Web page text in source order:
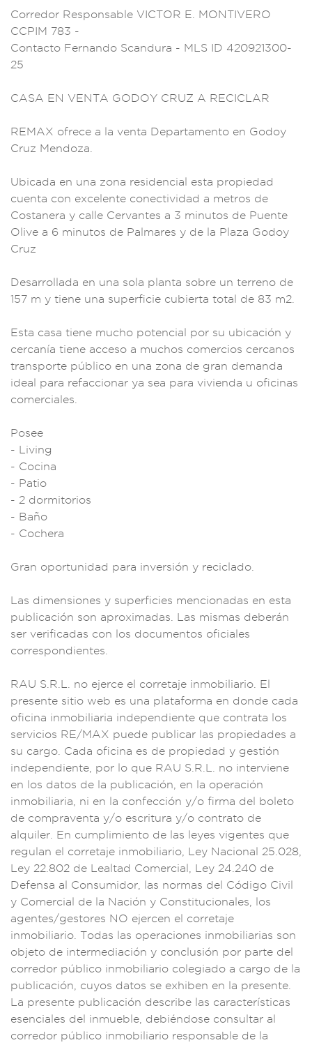
Corredor Responsable VICTOR E. MONTIVERO
CCPIM 783 -
Contacto Fernando Scandura - MLS ID 420921300-
25
CASA EN VENTA GODOY CRUZ A RECICLAR
REMAX ofrece a la venta Departamento en Godoy
Cruz Mendoza.
Ubicada en una zona residencial esta propiedad
cuenta con excelente conectividad a metros de
Costanera y calle Cervantes a 3 minutos de Puente
Olive a 6 minutos de Palmares y de la Plaza Godoy
Cruz
Desarrollada en una sola planta sobre un terreno de
157 m y tiene una superficie cubierta total de 83 m2.
Esta casa tiene mucho potencial por su ubicación y
cercanía tiene acceso a muchos comercios cercanos
transporte públ ico en una zona de gran demanda
ideal para refaccionar ya sea para vivienda u oficinas
comerciales
Posee
- Living
- Cocina
- Patio
- 2 dormitorios
- Baño
- Cochera
Gran oportunidad para inversión y reciclado.
Las dimensiones y superficies mencionadas en esta
publicación son aproximadas. Las mismas deberán
ser verificadas con los documentos oficiales
correspondientes.
RAU S.R.L. no ejerce el corretaje inmobiliario. El
presente sitio web es una plataforma en donde cada
oficina inmobil iaria independiente que contrata los
servicios RE/MAX puede publicar las propiedades a
su cargo. Cada oficina es de propiedad y gestión
independiente, por lo que RAU S.R.L. no interviene
en los datos de la pub licación, en la operación
inmobiliaria, ni en la confección y/o firma del bo leto
de compraventa y/o escritura y/o contrato de
alquiler. En cumpl imiento de las leyes vigentes que
regulan el corretaje inmobiliario, Ley Nacional 25 .028,
Ley 22 .802 de Lealtad Comercial, Ley 24.240 de
Defensa al Consumidor, las normas del Código Civil
y Comercial de la Nación y Constitucionales, los
agentes/gestores NO ejercen el corretaje
inmobiliario. Todas las operaciones inmobiliarias son
objeto de intermediación y conclusión por parte del
corredor público inmobiliario colegiado a cargo de la
publ icación, cuyos datos se exhiben en la presente.
La presente publicación describe las características
esenciales del inmuebl e, debiéndose consultar al
corredor público inmobiliario responsable de la